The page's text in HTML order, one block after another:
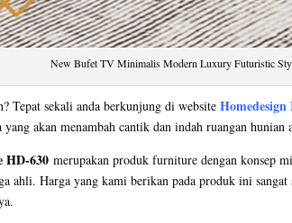
New Bufet TV Minimalis Modern Luxury Futuristic
Tepat sekali anda berkunjung di website Homedesign
akan menambah cantik dan indah ruangan hunian
HD-630 merupakan produk furniture dengan konsep
ahli. Harga yang kami berikan pada produk ini